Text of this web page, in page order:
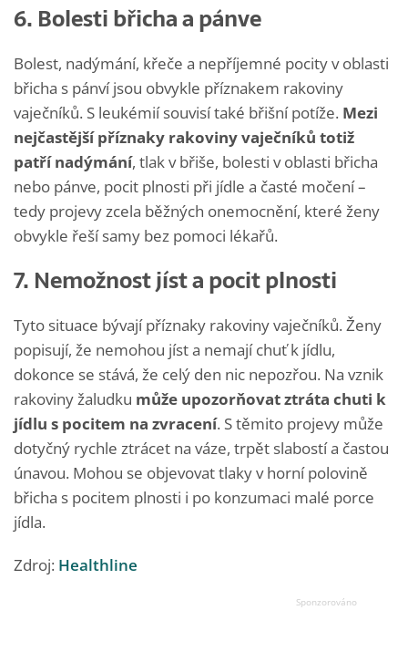
6. Bolesti břicha a pánve
Bolest, nadýmání, křeče a nepříjemné pocity v oblasti
břicha s pánví jsou obvykle příznakem rakoviny
vaječníků. S leukémií souvisí také břišní potíže. Mezi
nejčastější příznaky rakoviny vaječníků totiž
patří nadýmání, tlak v břiše, bolesti v oblasti břicha
nebo pánve, pocit plnosti při jídle a časté močení –
tedy projevy zcela běžných onemocnění, které ženy
obvykle řeší samy bez pomoci lékařů.
7. Nemožnost jíst a pocit plnosti
Tyto situace bývají příznaky rakoviny vaječníků. Ženy
popisují, že nemohou jíst a nemají chuť k jídlu,
dokonce se stává, že celý den nic nepozřou. Na vznik
rakoviny žaludku může upozorňovat ztráta chuti k
jídlu s pocitem na zvracení. S těmito projevy může
dotyčný rychle ztrácet na váze, trpět slabostí a častou
únavou. Mohou se objevovat tlaky v horní polovině
břicha s pocitem plnosti i po konzumaci malé porce
jídla.
Zdroj: Healthline